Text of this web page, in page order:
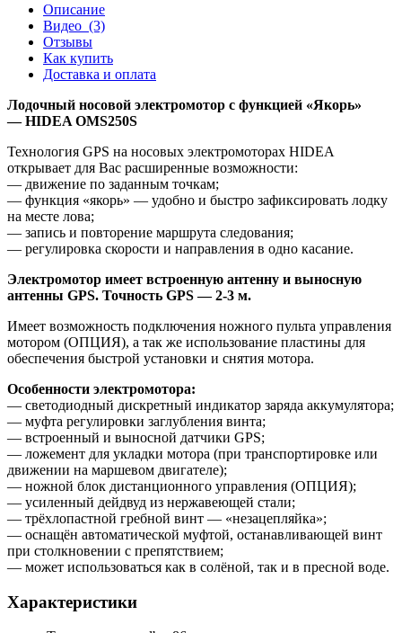
Описание
Видео (3)
Отзывы
Как купить
Доставка и оплата
Лодочный носовой электромотор с функцией «Якорь»
— HIDEA OMS250S
Технология GPS на носовых электромоторах HIDEA
открывает для Вас расширенные возможности:
— движение по заданным точкам;
— функция «якорь» — удобно и быстро зафиксировать лодку
на месте лова;
— запись и повторение маршрута следования;
— регулировка скорости и направления в одно касание.
Электромотор имеет встроенную антенну и выносную
антенны GPS. Точность GPS — 2-3 м.
Имеет возможность подключения ножного пульта управления
мотором (ОПЦИЯ), а так же использование пластины для
обеспечения быстрой установки и снятия мотора.
Особенности электромотора:
— светодиодный дискретный индикатор заряда аккумулятора;
— муфта регулировки заглубления винта;
— встроенный и выносной датчики GPS;
— ложемент для укладки мотора (при транспортировке или
движении на маршевом двигателе);
— ножной блок дистанционного управления (ОПЦИЯ);
— усиленный дейдвуд из нержавеющей стали;
— трёхлопастной гребной винт — «незацепляйка»;
— оснащён автоматической муфтой, останавливающей винт
при столкновении с препятствием;
— может использоваться как в солёной, так и в пресной воде.
Характеристики